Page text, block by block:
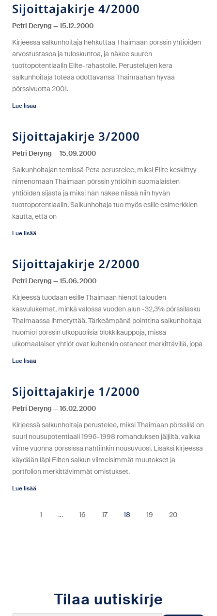
Sijoittajakirje 4/2000
Petri Deryng
15.12.2000
Kirjeessä salkunhoitaja hehkuttaa Thaimaan pörssin yhtiöiden
arvostustasoa ja tuloskuntoa, ja näkee suuren
tuottopotentiaalin Elite-rahastolle. Perustelujen kera
salkunhoitaja toteaa odottavansa Thaimaahan hyvää
pörssivuotta 2001.
Lue lisää
Sijoittajakirje 3/2000
Petri Deryng
15.09.2000
Salkunhoitajan tentissä Peta perustelee, miksi Elite keskittyy
nimenomaan Thaimaan pörssin yhtiöihin suomalaisten
yhtiöiden sijasta ja miksi hän näkee niissä niin hyvän
tuottopotentiaalin. Salkunhoitaja tuo myös esille esimerkkien
kautta, että on
Lue lisää
Sijoittajakirje 2/2000
Petri Deryng
15.06.2000
Kirjeessä tuodaan esille Thaimaan hienot talouden
kasvulukemat, minkä valossa vuoden alun -32,3% pörssilasku
Thaimaassa ihmetyttää. Tärkeämpänä pointtina salkunhoitaja
huomioi pörssin ulkopuolisia blokkikauppoja, missä
ulkomaalaiset yhtiöt ovat kuitenkin ostaneet merkittävillä, jopa
Lue lisää
Sijoittajakirje 1/2000
Petri Deryng
16.02.2000
Kirjeessä salkunhoitaja perustelee, miksi Thaimaan pörssillä on
suuri nousupotentiaali 1996-1998 romahduksen jäljiltä, vaikka
viime vuonna pörssissä nähtiinkin nousuvuosi. Lisäksi kirjeessä
käydään läpi Eliten salkun viimeisimmät muutokset ja
portfolion merkittävimmät omistukset.
Lue lisää
1 … 16 17 18 19 20
Tilaa uutiskirje